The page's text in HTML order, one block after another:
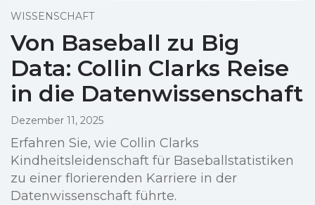
WISSENSCHAFT
Von Baseball zu Big
Data: Collin Clarks Reise
in die Datenwissenschaft
Dezember 11, 2025
Erfahren Sie, wie Collin Clarks
Kindheitsleidenschaft für Baseballstatistiken
zu einer florierenden Karriere in der
Datenwissenschaft führte.